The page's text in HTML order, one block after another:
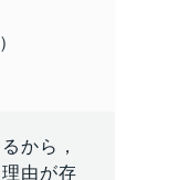
から，
由が存